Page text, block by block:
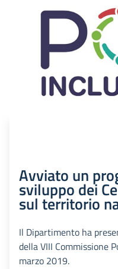
Avviato un
sviluppo dei
sul territorio
Il Dipartimento ha
della VIII Commissione
marzo 2019.